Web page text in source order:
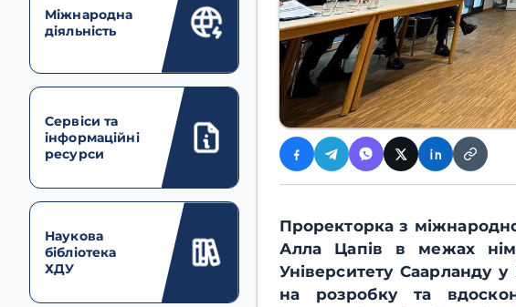
Міжнародна
діяльність
Сервіси та
інформаційні
ресурси
Наукова
бібліотека
ХДУ
Проректорка з
Алла Цапів в межах
Університету Саарланду
на розробку та